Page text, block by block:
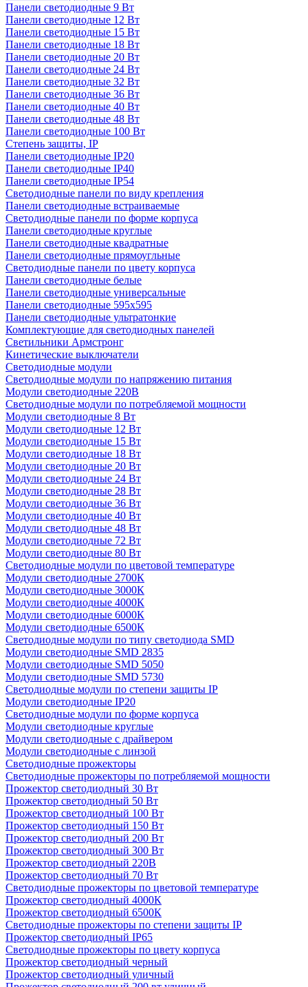
Панели светодиодные 9 Вт
Панели светодиодные 12 Вт
Панели светодиодные 15 Вт
Панели светодиодные 18 Вт
Панели светодиодные 20 Вт
Панели светодиодные 24 Вт
Панели светодиодные 32 Вт
Панели светодиодные 36 Вт
Панели светодиодные 40 Вт
Панели светодиодные 48 Вт
Панели светодиодные 100 Вт
Степень защиты, IP
Панели светодиодные IP20
Панели светодиодные IP40
Панели светодиодные IP54
Светодиодные панели по виду крепления
Панели светодиодные встраиваемые
Светодиодные панели по форме корпуса
Панели светодиодные круглые
Панели светодиодные квадратные
Панели светодиодные прямоугльные
Светодиодные панели по цвету корпуса
Панели светодиодные белые
Панели светодиодные универсальные
Панели светодиодные 595х595
Панели светодиодные ультратонкие
Комплектующие для светодиодных панелей
Светильники Армстронг
Кинетические выключатели
Светодиодные модули
Светодиодные модули по напряжению питания
Модули светодиодные 220В
Светодиодные модули по потребляемой мощности
Модули светодиодные 8 Вт
Модули светодиодные 12 Вт
Модули светодиодные 15 Вт
Модули светодиодные 18 Вт
Модули светодиодные 20 Вт
Модули светодиодные 24 Вт
Модули светодиодные 28 Вт
Модули светодиодные 36 Вт
Модули светодиодные 40 Вт
Модули светодиодные 48 Вт
Модули светодиодные 72 Вт
Модули светодиодные 80 Вт
Светодиодные модули по цветовой температуре
Модули светодиодные 2700К
Модули светодиодные 3000К
Модули светодиодные 4000К
Модули светодиодные 6000К
Модули светодиодные 6500К
Светодиодные модули по типу светодиода SMD
Модули светодиодные SMD 2835
Модули светодиодные SMD 5050
Модули светодиодные SMD 5730
Светодиодные модули по степени защиты IP
Модули светодиодные IP20
Светодиодные модули по форме корпуса
Модули светодиодные круглые
Модули светодиодные с драйвером
Модули светодиодные с линзой
Светодиодные прожекторы
Светодиодные прожекторы по потребляемой мощности
Прожектор светодиодный 30 Вт
Прожектор светодиодный 50 Вт
Прожектор светодиодный 100 Вт
Прожектор светодиодный 150 Вт
Прожектор светодиодный 200 Вт
Прожектор светодиодный 300 Вт
Прожектор светодиодный 220В
Прожектор светодиодный 70 Вт
Светодиодные прожекторы по цветовой температуре
Прожектор светодиодный 4000К
Прожектор светодиодный 6500К
Светодиодные прожекторы по степени защиты IP
Прожектор светодиодный IP65
Светодиодные прожекторы по цвету корпуса
Прожектор светодиодный черный
Прожектор светодиодный уличный